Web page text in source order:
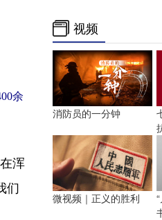
余
浑
们
视频
消防员的一分钟
微视频｜正义的胜利